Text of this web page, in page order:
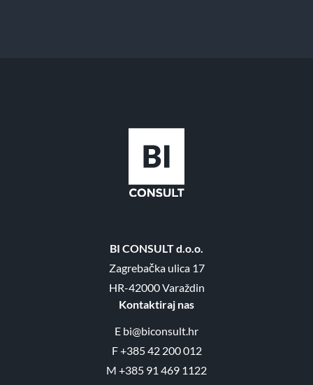
BI CONSULT d.o.o.
Zagrebačka ulica 17
HR-42000 Varaždin
Kontaktiraj nas
E bi@biconsult.hr
F+385 42 200 012
M +385 91 469 1122